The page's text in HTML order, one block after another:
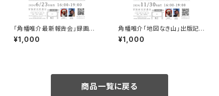
「角幡唯介最新報告会」録画視
聴権
¥1,000
角幡唯介「地図なき山」出版記念
トークイベント録画視聴権
¥1,000
商品一覧に戻る